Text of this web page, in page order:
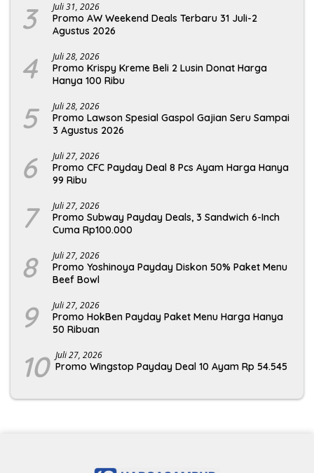
3 Juli 31, 2026
Promo AW Weekend Deals Terbaru 31 Juli-2
Agustus 2026
4 Juli 28, 2026
Promo Krispy Kreme Beli 2 Lusin Donat Harga
Hanya 100 Ribu
5 Juli 28, 2026
Promo Lawson Spesial Gaspol Gajian Seru Sampai
3 Agustus 2026
6 Juli 27, 2026
Promo CFC Payday Deal 8 Pcs Ayam Harga Hanya
99 Ribu
7 Juli 27, 2026
Promo Subway Payday Deals, 3 Sandwich 6-Inch
Cuma Rp100.000
8 Juli 27, 2026
Promo Yoshinoya Payday Diskon 50% Paket Menu
Beef Bowl
9 Juli 27, 2026
Promo HokBen Payday Paket Menu Harga Hanya
50 Ribuan
10 Juli 27, 2026
Promo Wingstop Payday Deal 10 Ayam Rp 54.545